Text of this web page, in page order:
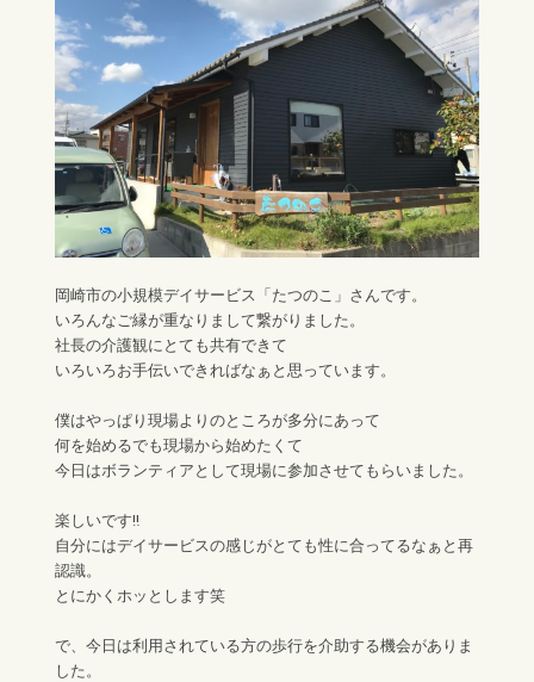
岡崎市の小規模デイサービス「たつのこ」さんです。
いろんなご縁が重なりまして繋がりました。
社長の介護観にとても共有できて
いろいろお手伝いできればなぁと思っています。
僕はやっぱり現場よりのところが多分にあって
何を始めるでも現場から始めたくて
今日はボランティアとして現場に参加させてもらいました。
楽しいです‼︎
自分にはデイサービスの感じがとても性に合ってるなぁと再
認識。
とにかくホッとします笑
で、今日は利用されている方の歩行を介助する機会がありま
した。